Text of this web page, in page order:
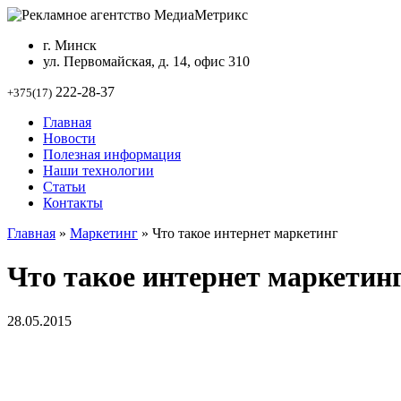
г. Минск
ул. Первомайская, д. 14, офис 310
+375(17) 222-28-37
Главная
Новости
Полезная информация
Наши технологии
Статьи
Контакты
Главная » Маркетинг » Что такое интернет маркетинг
Что такое интернет
28.05.2015